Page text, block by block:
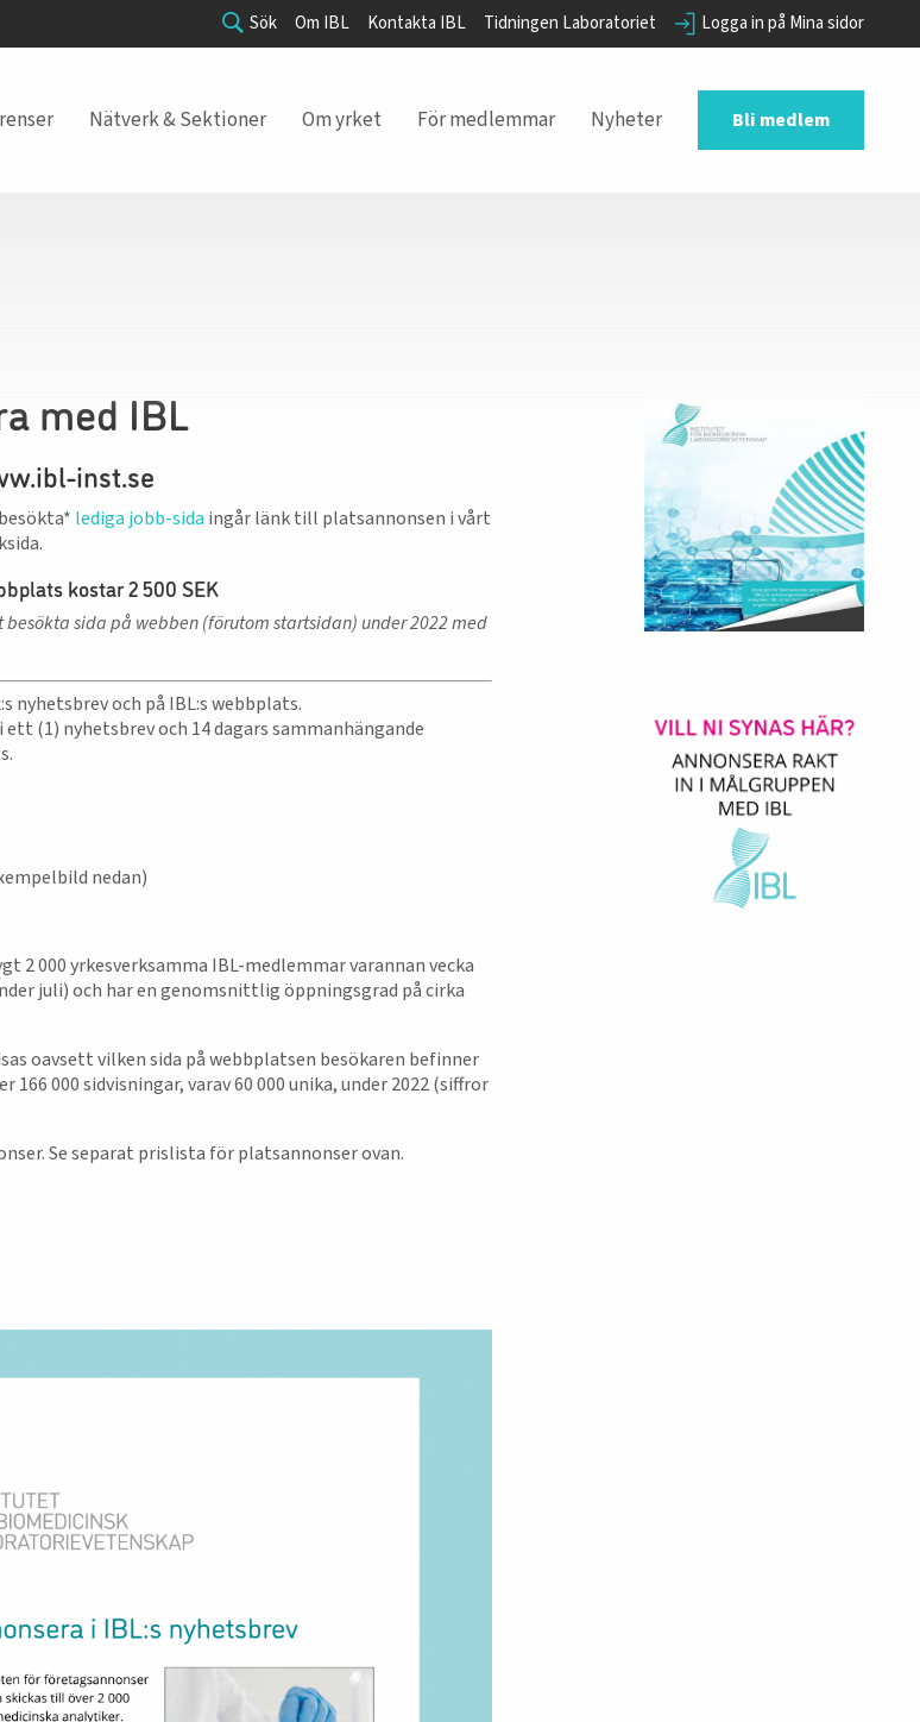
Sök Om IBL Kontakta IBL Tidningen Laboratoriet Logga in på Mina sidor
Nätverk & Sektioner Om yrket För medlemmar Nyheter Bli medlem
med IBL
inst.se
lediga jobb-sida ingår länk till platsannonsen i vårt
kostar 2 500 SEK
sida på webben (förutom startsidan) under 2022 med
nyhetsbrev och på IBL:s webbplats.
(1) nyhetsbrev och 14 dagars sammanhängande
nedan)
2 000 yrkesverksamma IBL-medlemmar varannan vecka
juli) och har en genomsnittlig öppningsgrad på cirka
oavsett vilken sida på webbplatsen besökaren befinner
166 000 sidvisningar, varav 60 000 unika, under 2022 (siffror
Se separat prislista för platsannonser ovan.